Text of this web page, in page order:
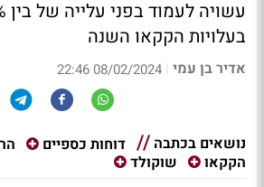
בעלויות הקקאו השנה
אדיר בן עמי |
08/02/2024 22:46
נושאים בכתבה דוחות כספיים
הקקאו
שוקולד